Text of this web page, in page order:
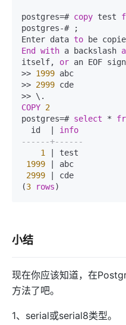
postgres=# copy test
postgres-# ;
Enter data to be
End
with a backslash
itself, or an EOF
>> 1999 abc
>> 2999 cde
COPY 2
postgres=# select *
  id  |
info
------+------
1
| test
1999 | abc
2999 | cde
(3 rows
小结
现在你应该知道，在
方法了吧。
1、serial或serial8类型。